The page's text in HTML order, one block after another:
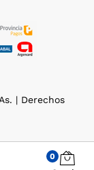
| Derechos
0